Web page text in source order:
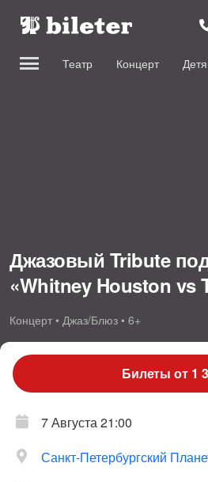
Театр Концерт
Джазовый Tribute
«Whitney Houston vs
Концерт • Джаз/Блюз • 6+
Билеты от 1
7 Августа 21:00
Санкт-Петербургский